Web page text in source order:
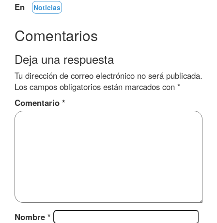
En Noticias
Comentarios
Deja una respuesta
Tu dirección de correo electrónico no será publicada.
Los campos obligatorios están marcados con *
Comentario *
Nombre *